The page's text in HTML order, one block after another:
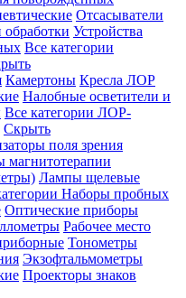
Отсасыватели
Устройства
Все категории
Камертоны Кресла ЛОР
Налобные осветители и
Все категории ЛОР-
Скрыть
поля зрения
магнитотерапии
Лампы щелевые
Наборы пробных
Оптические приборы
Рабочее место
Тонометры
Экзофтальмометры
Проекторы знаков